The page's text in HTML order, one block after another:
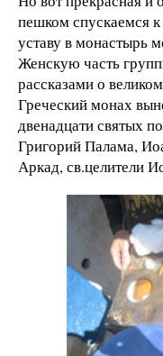
пешком спускаемся
уставу в монастырь
Женскую часть
рассказами о
Греческий монах
двенадцати святых
Григорий Палама,
Аркад, св.целители